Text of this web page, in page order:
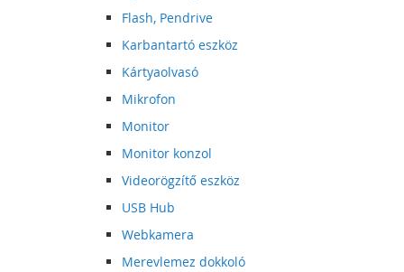
Flash, Pendrive
Karbantartó eszköz
Kártyaolvasó
Mikrofon
Monitor
Monitor konzol
Videorögzítő eszköz
USB Hub
Webkamera
Merevlemez dokkoló